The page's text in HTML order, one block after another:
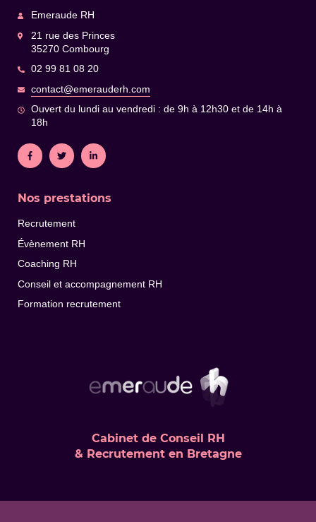
Emeraude RH
21 rue des Princes
35270 Combourg
02 99 81 08 20
contact@emerauderh.com
Ouvert du lundi au vendredi : de 9h à 12h30 et de 14h à
18h
Nos prestations
Recrutement
Évènement RH
Coaching RH
Conseil et accompagnement RH
Formation recrutement
Cabinet de Conseil RH
& Recrutement en Bretagne